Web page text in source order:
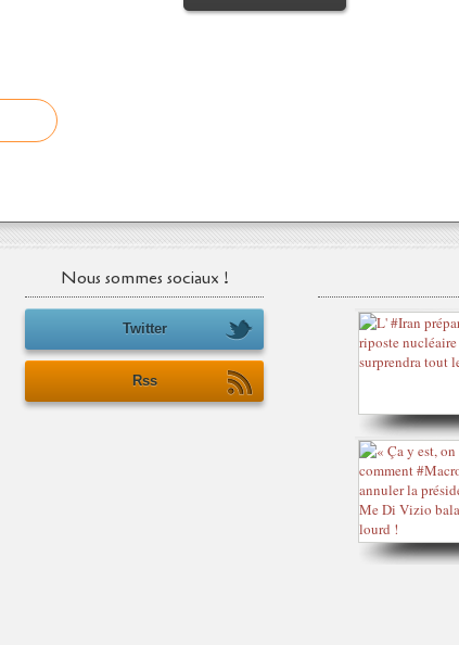
Nous sommes sociaux !
Twitter
Rss